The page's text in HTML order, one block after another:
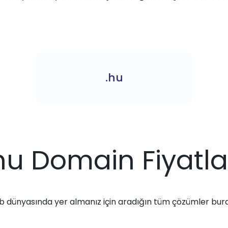
.hu
Domain
dünyasında yer almanız için aradığın tüm çözümler